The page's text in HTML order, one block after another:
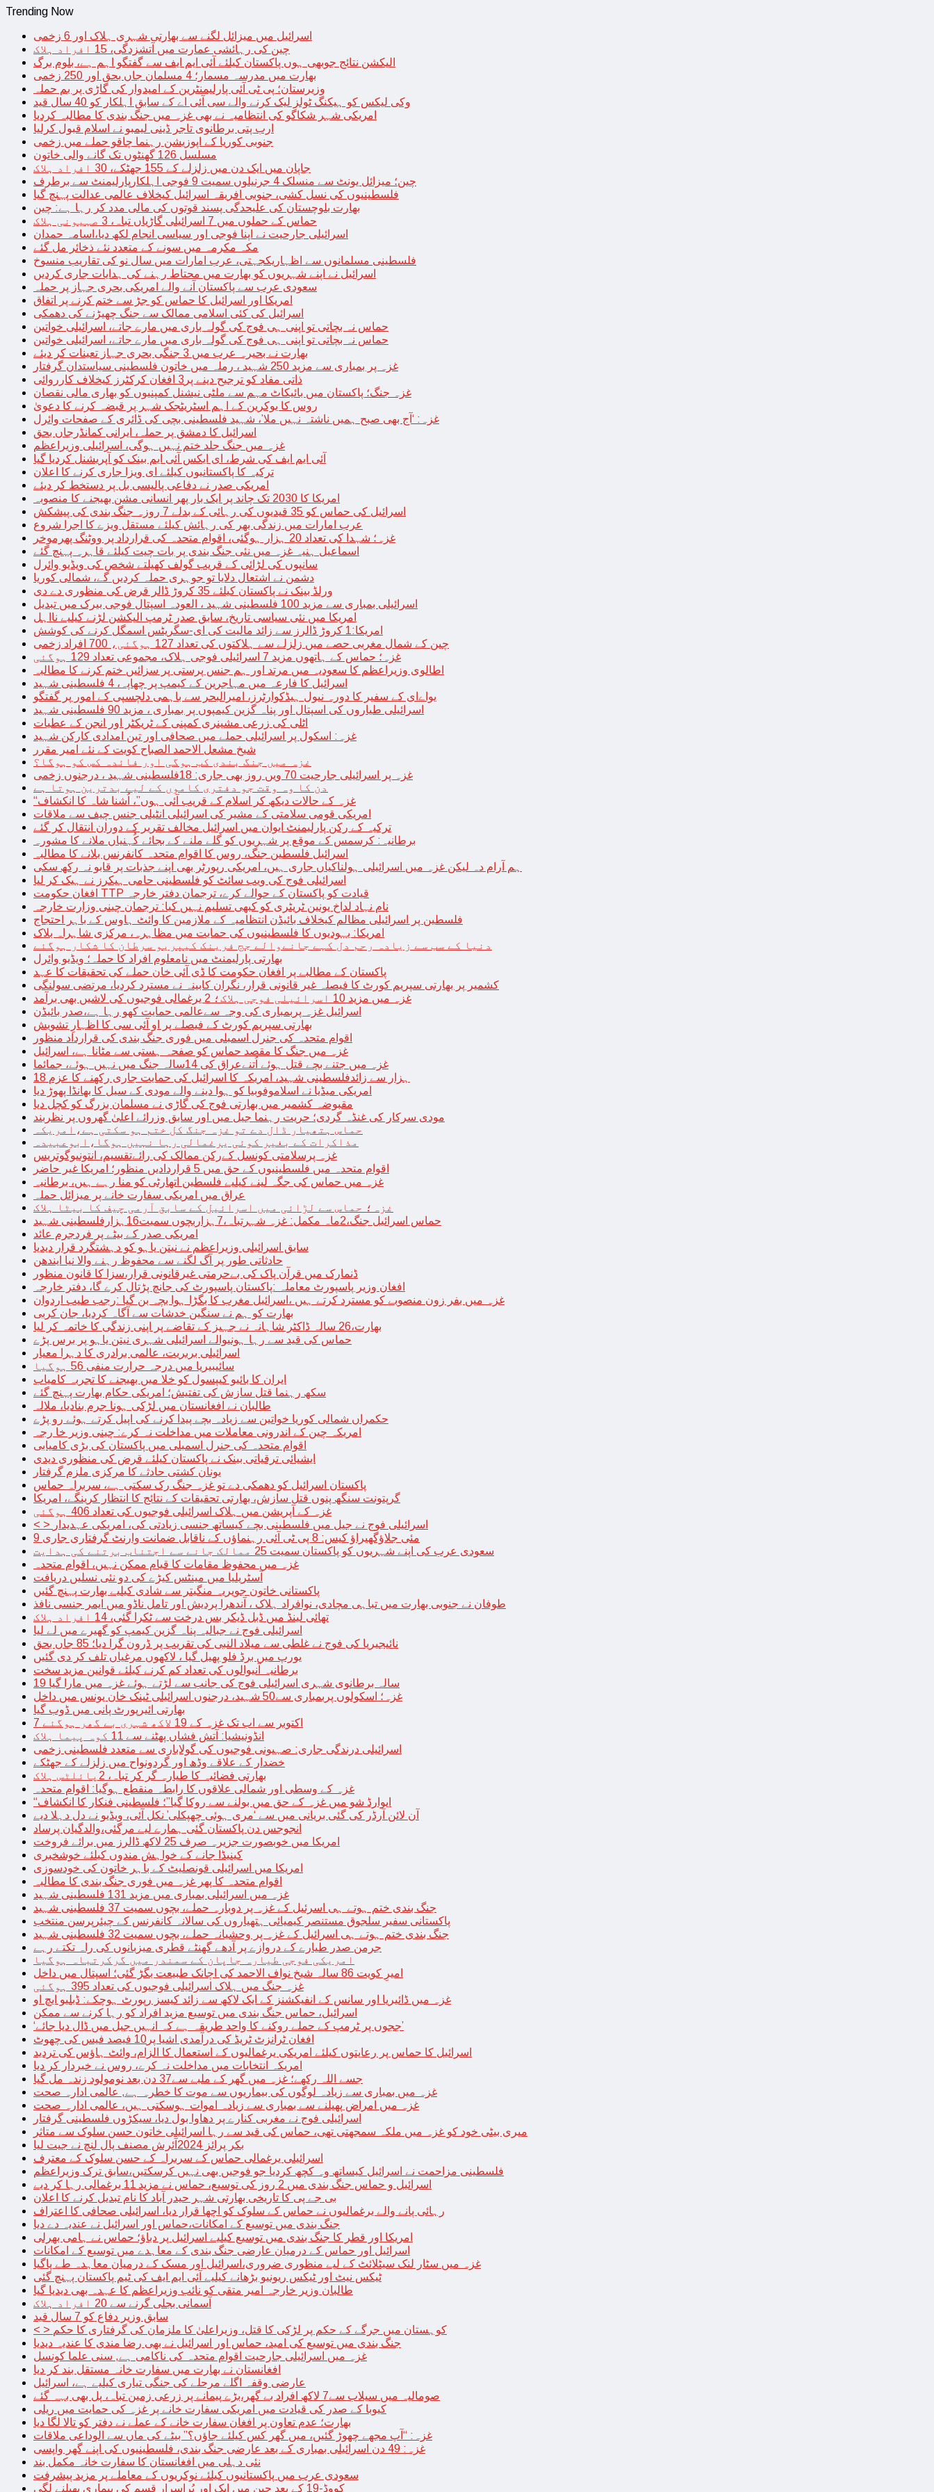
Trending Now
اسرائیل میں میزائل لگنے سے بھارتی شہری ہلاک اور 6 زخمی
چین کی رہائشی عمارت میں آتشزدگی، 15 افراد ہلاک
الیکشن نتائج جوبھی ہوں پاکستان کیلئے آئی ایم ایف سے گفتگو اہم ہے، بلوم برگ
بھارت میں مدرسہ مسمار؛ 4 مسلمان جاں بحق اور 250 زخمی
وزیرستان؛ پی ٹی آئی پارلیمنٹرین کے امیدوار کی گاڑی پر بم حملہ
وکی لیکس کو ہیکنگ ٹولز لیک کرنے والے سی آئی اے کے سابق اہلکار کو 40 سال قید
امریکی شہر شکاگو کی انتظامیہ نے بھی غزہ میں جنگ بندی کا مطالبہ کردیا
ارب پتی برطانوی تاجر ڈینی لیمبو نے اسلام قبول کرلیا
جنوبی کوریا کے اپوزیشن رہنما چاقو حملے میں زخمی
مسلسل 126 گھنٹوں تک گانے والی خاتون
جاپان میں ایک دن میں زلزلے کے 155 جھٹکے، 30 افراد ہلاک
چین؛ میزائل یونٹ سے منسلک 4 جرنیلوں سمیت 9 فوجی اہلکارپارلیمنٹ سے برطرف
فلسطینیوں کی نسل کشی، جنوبی افریقہ اسرائیل کیخلاف عالمی عدالت پہنچ گیا
بھارت بلوچستان کی علیحدگی پسند قوتوں کی مالی مدد کر رہا ہے: چین
حماس کے حملوں میں 7 اسرائیلی گاڑیاں تباہ، 3 صہیونی ہلاک
اسرائیلی جارحیت نے اپنا فوجی اور سیاسی انجام لکھ دیا،اسامہ حمدان
مکہ مکرمہ میں سونے کے متعدد نئے ذخائر مل گئے
فلسطینی مسلمانوں سے اظہاریکجہتی، عرب امارات میں سال نو کی تقاریب منسوخ
اسرائیل نے اپنے شہریوں کو بھارت میں محتاط رہنے کی ہدایات جاری کردیں
سعودی عرب سے پاکستان آنے والے امریکی بحری جہاز پر حملہ
امریکا اور اسرائیل کا حماس کو جڑ سے ختم کرنے پر اتفاق
اسرائیل کی کئی اسلامی ممالک سے جنگ چھیڑنے کی دھمکی
حماس نہ بچاتی تو اپنی ہی فوج کی گولہ باری میں مارے جاتے، اسرائیلی خواتین
حماس نہ بچاتی تو اپنی ہی فوج کی گولہ باری میں مارے جاتے، اسرائیلی خواتین
بھارت نے بحیرہ عرب میں 3 جنگی بحری جہاز تعینات کر دیئے
غزہ پر بمباری سے مزید 250 شہید ، رملہ میں خاتون فلسطینی سیاستدان گرفتار
ذاتی مفاد کو ترجیح دینے پر3 افغان کرکٹرز کیخلاف کارروائی
غزہ جنگ؛ پاکستان میں بائیکاٹ مہم سے ملٹی نیشنل کمپنیوں کو بھاری مالی نقصان
روس کا یوکرین کے اہم اسٹریٹجک شہر پر قبضہ کرنے کا دعویٰ
غزہ: ‘آج بھی صبح ہمیں ناشتہ نہیں ملا’، شہید فلسطینی بچی کی ڈائری کے صفحات وائرل
اسرائیل کا دمشق پر حملہ، ایرانی کمانڈرجاں بحق
غزہ میں جنگ جلد ختم نہیں ہوگی، اسرائیلی وزیراعظم
آئی ایم ایف کی شرط، ای ایکس آئی ایم بینک کو آپریشنل کردیا گیا
ترکیہ کا پاکستانیوں کیلئے ای ویزا جاری کرنے کا اعلان
امریکی صدر نے دفاعی پالیسی بل پر دستخط کر دیئے
امریکا کا 2030 تک چاند پر ایک بار پھر انسانی مشن بھیجنے کا منصوبہ
اسرائیل کی حماس کو 35 قیدیوں کی رہائی کے بدلے 7 روزہ جنگ بندی کی پیشکش
عرب امارات میں زندگی بھر کی رہائش کیلئے مستقل ویزے کا اجرا شروع
غزہ؛ شہدا کی تعداد 20 ہزار ہوگئی، اقوام متحدہ کی قرارداد پر ووٹنگ پھرموخر
اسماعیل ہنیہ غزہ میں نئی جنگ بندی پر بات چیت کیلئے قاہرہ پہنچ گئے
سانپوں کی لڑائی کے قریب گولف کھیلتے شخص کی ویڈیو وائرل
دشمن نے اشتعال دلایا تو جوہری حملہ کردیں گے، شمالی کوریا
ورلڈ بینک نے پاکستان کیلئے 35 کروڑ ڈالر قرض کی منظوری دے دی
اسرائیلی بمباری سے مزید 100 فلسطینی شہید ، العودہ اسپتال فوجی بیرک میں تبدیل
امریکا میں نئی سیاسی تاریخ، سابق صدر ٹرمپ الیکشن لڑنے کیلیے نااہل
امریکا:1 کروڑ ڈالرز سے زائد مالیت کی ای-سگریٹس اسمگل کرنے کی کوشش
چین کے شمال مغربی حصے میں زلزلے سے ہلاکتوں کی تعداد 127 ہوگئی، 700 افراد زخمی
غزہ؛ حماس کے ہاتھوں مزید 7 اسرائیلی فوجی ہلاک، مجموعی تعداد 129 ہوگئی
اطالوی وزیراعظم کا سعودیہ میں مرتد اور ہم جنس پرستی پر سزائیں ختم کرنے کا مطالبہ
اسرائیل کا فارعہ میں مہاجرین کے کیمپ پر چھاپہ، 4 فلسطینی شہید
یواےای کے سفیر کا دورہ نیول ہیڈکوارٹرز، امیرالبحر سے باہمی دلچسپی کے امور پر گفتگو
اسرائیلی طیاروں کی اسپتال اور پناہ گزین کیمپوں پر بمباری ، مزید 90 فلسطینی شہید
اٹلی کی زرعی مشینری کمپنی کے ٹریکٹر اور انجن کے عطیات
غزہ: اسکول پر اسرائیلی حملے میں صحافی اور تین امدادی کارکن شہید
شیخ مشعل الاحمد الصباح کویت کے نئے امیر مقرر
غزہ میں جنگ بندی کب ہوگی اور فائدہ کس کو ہوگا؟
غزہ پر اسرائیلی جارحیت 70 ویں روز بھی جاری: 18فلسطینی شہید ، درجنوں زخمی
دن کا وہ وقت جو دفتری کاموں کے لیے بدترین ہوتا ہے
“غزہ کے حالات دیکھ کر اسلام کے قریب آئی ہوں”، اُشنا شاہ کا انکشاف
امریکی قومی سلامتی کے مشیر کی اسرائیلی انٹیلی جنس چیف سے ملاقات
ترکیہ کے رکن پارلیمنٹ ایوان میں اسرائیل مخالف تقریر کے دوران انتقال کر گئے
برطانیہ: کرسمس کے موقع پر شہریوں کو گلے ملنے کے بجائے کُہنیاں ملانے کا مشورہ
اسرائیل فلسطین جنگ، روس کا اقوام متحدہ کانفرنس بلانے کا مطالبہ
ہم آرام دہ لیکن غزہ میں اسرائیلی ہولناکیاں جاری ہیں، امریکی رپورٹر بھی اپنے جذبات پر قابو نہ رکھ سکی
اسرائیلی فوج کی ویب سائٹ کو فلسطینی حامی ہیکرز نے ہیک کر لیا
افغان حکومت TTP قیادت کو پاکستان کے حوالے کرے، ترجمان دفتر خارجہ
نام نہاد لداخ یونین ٹریٹری کو کبھی تسلیم نہیں کیا: ترجمان چینی وزارت خارجہ
فلسطین پر اسرائیلی مظالم کیخلاف بائیڈن انتظامیہ کے ملازمین کا وائٹ ہاوس کے باہر احتجاج
امریکا: یہودیوں کا فلسطینیوں کی حمایت میں مظاہرہ، مرکزی شاہراہ بلاک
دنیا کے سب سے زیادہ رحم دل کہے جانےوالے جج فرینک کیپریو سرطان کا شکار ہوگئے
بھارتی پارلیمنٹ میں نامعلوم افراد کا حملہ؛ ویڈیو وائرل
پاکستان کے مطالبے پر افغان حکومت کا ڈی آئی خان حملے کی تحقیقات کا عہد
کشمیر پر بھارتی سپریم کورٹ کا فیصلہ غیر قانونی قرار، نگران کابینہ نے مسترد کردیا، مرتضی سولنگی
غزہ میں مزید 10 اسرائیلی فوجی ہلاک؛ 2 یرغمالی فوجیوں کی لاشیں بھی برآمد
اسرائیل غزہ پربمباری کی وجہ سےعالمی حمایت کھو رہا ہے،صدر بائیڈن
بھارتی سپریم کورٹ کے فیصلے پر او آئی سی کا اظہارِ تشویش
اقوام متحدہ کی جنرل اسمبلی میں فوری جنگ بندی کی قرارداد منظور
غزہ میں جنگ کا مقصد حماس کو صفحہ ہستی سے مٹانا ہے، اسرائیل
غزہ میں جتنے بچے قتل ہوئے اُتنےعراق کی 14سالہ جنگ میں نہیں ہوئے، جمائما
18 ہزار سے زائدفلسطینی شہید، امریکہ کا اسرائیل کی حمایت جاری رکھنے کا عزم
امریکی میڈیا نے اسلاموفوبیا کو ہوا دینے والے مودی کے سیل کا بھانڈا پھوڑ دیا
مقبوضہ کشمیر میں بھارتی فوج کی گاڑی نے مسلمان بزرگ کو کچل دیا
مودی سرکار کی غنڈہ گردی؛ حریت رہنما جیل میں اور سابق وزرائے اعلیٰ گھروں پر نظربند
حماس ہتھیار ڈال دے تو غزہ جنگ کل ختم ہو سکتی ہے،امریکہ
مذاکرات کے بغیر کوئی یرغمالی رہا نہیں ہوگا،ابوعبیدہ
غزہ پرسلامتی کونسل کےرکن ممالک کی رائےتقسیم، انتونیوگوتریس
اقوام متحدہ میں فلسطینیوں کے حق میں 5 قراردادیں منظور؛ امریکا غیر حاضر
غزہ میں حماس کی جگہ لینے کیلیے فلسطین اتھارٹی کو منا رہے ہیں، برطانیہ
عراق میں امریکی سفارت خانے پر میزائل حملہ
غزہ؛ حماس سے لڑائی میں اسرائیل کے سابق آرمی چیف کا بیٹا ہلاک
حماس اسرائیل جنگ،2ماہ مکمل: غزہ شہرتباہ،7ہزاربچوں سمیت16ہزارفلسطینی شہید
امریکی صدر کے بیٹے پر فردجرم عائد
سابق اسرائیلی وزیراعظم نے نیتن یاہو کو دہشتگرد قرار دیدیا
حادثاتی طور پر آگ لگنے سے محفوظ رہنے والا نیا ایندھن
ڈنمارک میں قرآن پاک کی بےحرمتی غیرقانونی قرار،سزا کا قانون منظور
افغان وزیر پاسپورٹ معاملہ :پاکستان پاسپورٹ کی جانچ پڑتال کرے گا، دفتر خارجہ
غزہ میں بفر زون منصوبے کو مسترد کرتے ہیں ،اسرائیل مغرب کا بگڑا ہوا بچہ بن گیا :رجب طیب اردوان
بھارت کو ہم نے سنگین خدشات سے آگاہ کردیا، جان کربی
بھارت،26 سالہ ڈاکٹر شاہانہ نے جہیز کے تقاضے پر اپنی زندگی کا خاتمہ کر لیا
حماس کی قید سے رہا ہونیوالے اسرائیلی شہری نیتن یاہو پر برس پڑے
اسرائیلی بربریت، عالمی برادری کا دہرا معیار
سائیبیریا میں درجہ حرارت منفی 56 ہوگیا
ایران کا بائیو کیپسول کو خلا میں بھیجنے کا تجربہ کامیاب
سکھ رہنما قتل سازش کی تفتیش؛ امریکی حکام بھارت پہنچ گئے
طالبان نے افغانستان میں لڑکی ہونا جرم بنادیا، ملالہ
حکمراں شمالی کوریا خواتین سے زیادہ بچے پیدا کرنے کی اپیل کرتے ہوئے رو پڑے
امریکہ چین کے اندرونی معاملات میں مداخلت نہ کرے: چینی وزیر خا رجہ
اقوام متحدہ کی جنرل اسمبلی میں پاکستان کی بڑی کامیابی
ایشیائی ترقیاتی بینک نے پاکستان کیلئے قرض کی منظوری دیدی
یونان کشتی حادثے کا مرکزی ملزم گرفتار
پاکستان اسرائیل کو دھمکی دے تو غزہ جنگ رک سکتی ہے، سربراہ حماس
گرپتونت سنگھ پنوں قتل سازش، بھارتی تحقیقات کے نتائج کا انتظار کرینگے، امریکا
غزہ کے آپریشن میں ہلاک اسرائیلی فوجیوں کی تعداد 406 ہوگئی
< > اسرائیلی فوج نے جیل میں فلسطینی بچے کیساتھ جنسی زیادتی کی، امریکی عہدیدار
9 مئی جلاؤگھیراؤ کیس: 8 پی ٹی آئی رہنماؤں کے ناقابل ضمانت وارنٹ گرفتاری جاری
سعودی عرب کی اپنے شہریوں کو پاکستان سمیت 25 ممالک جانے سے اجتناب برتنے کی ہدایت
غزہ میں محفوظ مقامات کا قیام ممکن نہیں، اقوام متحدہ
آسٹریلیا میں مینٹس کیڑے کی دو نئی نسلیں دریافت
پاکستانی خاتون جویریہ منگیتر سے شادی کیلیے بھارت پہنچ گئیں
طوفان نے جنوبی بھارت میں تباہی مچادی، نوافراد ہلاک ، آندھرا پردیش اور تامل ناڈو میں ایمر جنسی نافذ
تھائی لینڈ میں ڈبل ڈیکر بس درخت سے ٹکرا گئی، 14 افراد ہلاک
اسرائیلی فوج نے جبالیہ پناہ گزین کیمپ کو گھیرے میں لے لیا
نائیجیریا کی فوج نے غلطی سے میلاد النبی کی تقریب پر ڈرون گرا دیا؛ 85 جاں بحق
یورپ میں برڈ فلو پھیل گیا ، لاکھوں مرغیاں تلف کر دی گئیں
برطانیہ آنیوالوں کی تعداد کم کرنے کیلئے قوانین مزید سخت
19 سالہ برطانوی شہری اسرائیلی فوج کی جانب سے لڑتے ہوئے غزہ میں مارا گیا
غزہ؛ اسکولوں پربمباری سے50 شہید، درجنوں اسرائیلی ٹینک خان یونس میں داخل
بھارتی ائیرپورٹ پانی میں ڈوب گیا
7 اکتوبر سے اب تک غزہ کے 19 لاکھ شہری بے گھر ہوگئے
انڈونیشیا: آتش فشاں پھٹنے سے 11 کوہ پیما ہلاک
اسرائیلی درندگی جاری: صہیونی فوجیوں کی گولاباری سے متعدد فلسطینی زخمی
خضدار کے علاقے وڈھ اور گردونواح میں زلزلے کے جھٹکے
بھارتی فضائیہ کا طیارہ گر کر تباہ، 2پائلٹس ہلاک
غزہ کے وسطی اور شمالی علاقوں کا رابطہ منقطع ہوگیا: اقوام متحدہ
“ایوارڈ شو میں غزہ کے حق میں بولنے سے روکا گیا”؛ فلسطینی فنکار کا انکشاف
آن لائن آرڈر کی گئی بریانی میں سے ‘مری ہوئی چھپکلی’ نکل آئی، ویڈیو نے دل دہلا دیے
انجوجس دن پاکستان گئی ہمارے لیے مرگئی،والدگیان پرساد
امریکا میں خوبصورت جزیرہ صرف 25 لاکھ ڈالرز میں برائے فروخت
کینیڈا جانے کے خواہش مندوں کیلئے خوشخبری
امریکا میں اسرائیلی قونصلیٹ کے باہر خاتون کی خودسوزی
اقوام متحدہ کا پھر غزہ میں فوری جنگ بندی کا مطالبہ
غزہ میں اسرائیلی بمباری میں مزید 131 فلسطینی شہید
جنگ بندی ختم ہوتے ہی اسرئیل کے غزہ پر دوبارہ حملے، بچوں سمیت 37 فلسطینی شہید
پاکستانی سفیر سلجوق مستنصر کیمیائی ہتھیاروں کی سالانہ کانفرنس کے چیئرپرسن منتخب
جنگ بندی ختم ہوتے ہی اسرائیل کے غزہ پر وحشیانہ حملے، بچوں سمیت 32 فلسطینی شہید
جرمن صدر طیارے کے دروازے پر آدھے گھنٹے قطری میزبانوں کی راہ تکتے رہے
امریکی فوجی طیارہ جاپان کے سمندر میں گرکرتباہ ہوگیا
امیرِ کویت 86 سالہ شیخ نواف الاحمد کی اچانک طبیعت بگڑ گئی؛ اسپتال میں داخل
غزہ جنگ میں ہلاک اسرائیلی فوجیوں کی تعداد 395 ہوگئی
غزہ میں ڈائیریا اور سانس کے انفیکشنز کے ایک لاکھ سے زائد کیسز رپورٹ ہوچکے: ڈبلیو ایچ او
اسرائیل، حماس جنگ بندی میں توسیع مزید افراد کو رہا کرنے سے ممکن
‘ججوں پر ٹرمپ کے حملے روکنے کا واحد طریقہ ہے کہ انہیں جیل میں ڈال دیا جائے’
افغان ٹرانزٹ ٹریڈ کی درآمدی اشیا پر10 فیصد فیس کی چھوٹ
اسرائیل کا حماس پر رعایتوں کیلئے امریکی یرغمالیوں کے استعمال کا الزام، وائٹ ہاؤس کی تردید
امریکہ انتخابات میں مداخلت نہ کرے، روس نے خبردار کر دیا
جسے اللہ رکھے؛ غزہ میں گھر کے ملبے سے37 دن بعد نومولود زندہ مل گیا
غزہ میں بمباری سے زیادہ لوگوں کی بیماریوں سے موت کا خطرہ ہے, عالمی ادارہ صحت
غزہ میں امراض پھیلنے سے بمباری سے زیادہ اموات ہوسکتی ہیں، عالمی ادارہ صحت
اسرائیلی فوج نے مغربی کنارے پر دھاوا بول دیا، سیکڑوں فلسطینی گرفتار
میری بیٹی خود کو غزہ میں ملکہ سمجھتی تھی، حماس کی قید سے رہا اسرائیلی خاتون حسن سلوک سے متاثر
بکر پرائز 2024آئرش مصنف پال لنچ نے جیت لیا
اسرائیلی یرغمالی حماس کے سربراہ کے حسن سلوک کے معترف
فلسطینی مزاحمت نے اسرائیل کیساتھ وہ کچھ کردیا جو فوجیں بھی نہیں کرسکتیں،سابق ترک وزیراعظم
اسرائیل و حماس جنگ بندی میں 2 روز کی توسیع، حماس نے مزید 11 یرغمالی رہا کر دیے
بی جے پی کا تاریخی بھارتی شہر حیدر آباد کا نام تبدیل کرنے کا اعلان
رہائی پانے والے یرغمالیوں نے حماس کے سلوک کو اچھا قرار دیا، اسرائیلی صحافی کا اعتراف
جنگ بندی میں توسیع کے امکانات،حماس اور اسرائیل نے عندیہ دے دیا
امریکا اور قطر کا جنگ بندی میں توسیع کیلیے اسرائیل پر دباؤ؛ حماس نے ہامی بھرلی
اسرائیل اور حماس کے درمیان عارضی جنگ بندی کے معاہدے میں توسیع کے امکانات
غزہ میں سٹار لنک سیٹلائٹ کے لیے منظوری ضروری،اسرائیل اور مسک کے درمیان معاہدہ طے پاگیا
ٹیکس نیٹ اور ٹیکس ریونیو بڑھانے کیلیے آئی ایم ایف کی ٹیم پاکستان پہنچ گئی
طالبان وزیر خارجہ امیر متقی کو نائب وزیراعظم کا عہدہ بھی دیدیا گیا
آسمانی بجلی گرنے سے 20 افراد ہلاک
سابق وزیر دفاع کو 7 سال قید
< > کوہستان میں جرگے کے حکم پر لڑکی کا قتل، وزیراعلیٰ کا ملزمان کی گرفتاری کا حکم
جنگ بندی میں توسیع کی امید، حماس اور اسرائیل نے بھی رضا مندی کا عندیہ دیدیا
غزہ میں اسرائیلی جارحیت اقوام متحدہ کی ناکامی ہے, سنی علما کونسل
افغانستان نے بھارت میں سفارت خانہ مستقل بند کر دیا
عارضی وقفہ اگلے مرحلے کی جنگی تیاری کیلیے ہے، اسرائیل
صومالیہ میں سیلاب سے7 لاکھ افراد بے گھر،بڑے پیمانے پر زرعی زمین تباہ، پل بھی بہہ گئے
کیوبا کے صدر کی قیادت میں امریکی سفارت خانے پر غزہ کی حمایت میں ریلی
بھارت؛ عدم تعاون پر افغان سفارت خانے کے عملے نے دفتر کو تالا لگا دیا
غزہ: “آپ مجھے چھوڑ گئیں، میں گھر کس کیلئے جاؤں؟” بیٹے کی ماں سے الوداعی ملاقات
غزہ: 49 دن اسرائیلی بمباری کے بعد عارضی جنگ بندی، فلسطینیوں کی اپنے گھر واپسی
نئی دہلی میں افغانستان کا سفارت خانہ مکمل بند
سعودی عرب میں پاکستانیوں کیلئے نوکریوں کے معاملے پر مزید پیشرفت
کووڈ-19 کے بعد چین میں ایک اور پُراسرار قسم کی بیماری پھیلنے لگی